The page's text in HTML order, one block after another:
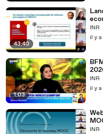
43:40
INR
il y
1:03
INR
il y
INR